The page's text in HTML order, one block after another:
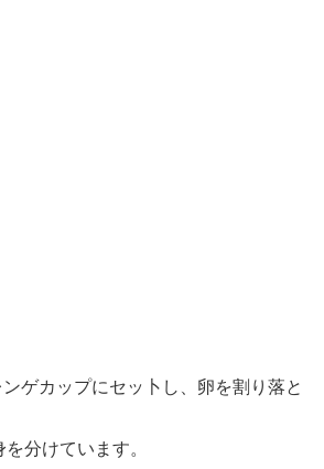
ゲカップにセッ卜し、卵を割り落と
分けています。